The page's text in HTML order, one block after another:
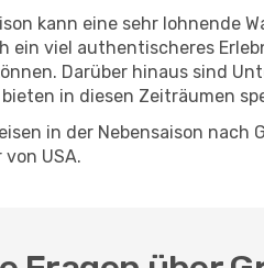
kann eine sehr lohnende
ein viel authentischeres
Darüber hinaus sind
in diesen Zeiträumen
in der Nebensaison
USA.